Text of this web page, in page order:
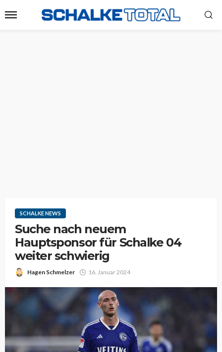
SCHALKE NEWS
Suche nach neuem
Hauptsponsor für Schalke 04
weiter schwierig
Hagen Schmelzer 16. Januar 2024